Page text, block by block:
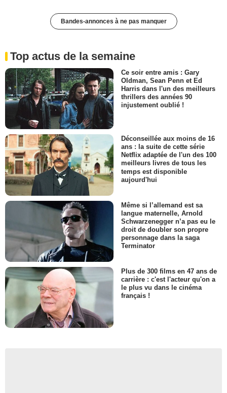
Bandes-annonces à ne pas manquer
Top actus de la semaine
Ce soir entre amis : Gary
Oldman, Sean Penn et Ed
Harris dans l'un des meilleurs
thrillers des années 90
injustement oublié !
Déconseillée aux moins de 16
ans : la suite de cette série
Netflix adaptée de l'un des 100
meilleurs livres de tous les
temps est disponible
aujourd'hui
Même si l’allemand est sa
langue maternelle, Arnold
Schwarzenegger n’a pas eu le
droit de doubler son propre
personnage dans la saga
Terminator
Plus de 300 films en 47 ans de
carrière : c'est l'acteur qu'on a
le plus vu dans le cinéma
français !